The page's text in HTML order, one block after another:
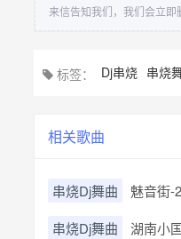
来信告知我们，我们会立即
标签： Dj串烧 串烧
相关歌曲
串烧Dj舞曲 魅音街-
串烧Dj舞曲 湖南小